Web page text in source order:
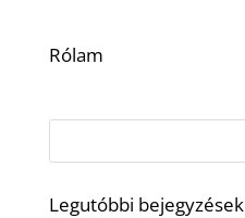
Rólam
Legutóbbi bejegyzések